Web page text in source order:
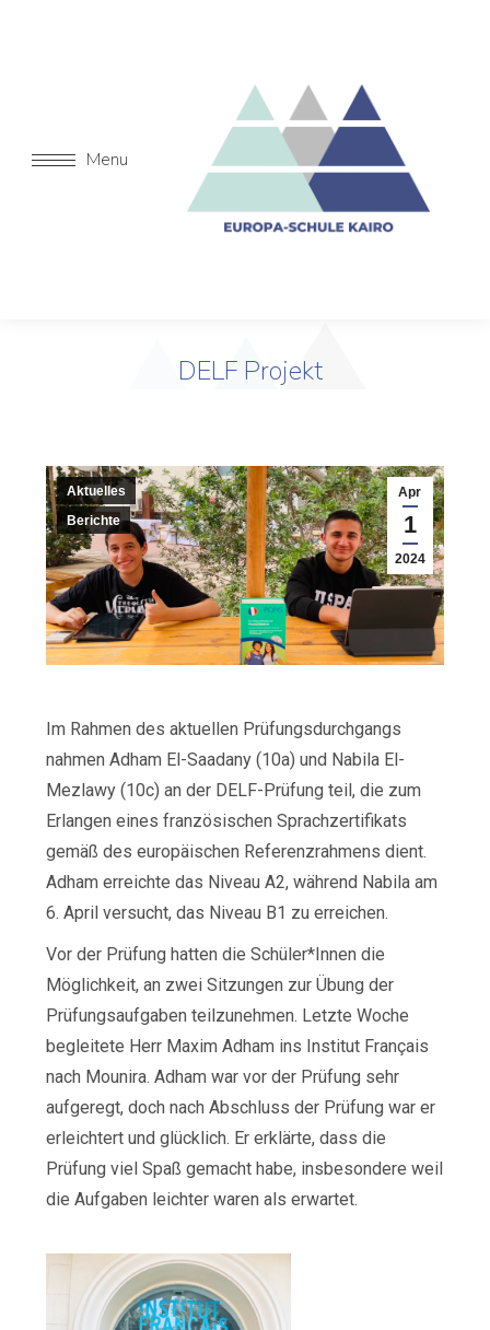
Menu
DELF Projekt
Apr
1
2024
Aktuelles
Berichte
Im Rahmen des aktuellen Prüfungsdurchgangs
nahmen Adham El-Saadany (10a) und Nabila El-
Mezlawy (10c) an der DELF-Prüfung teil, die zum
Erlangen eines französischen Sprachzertifikats
gemäß des europäischen Referenzrahmens dient.
Adham erreichte das Niveau A2, während Nabila am
6. April versucht, das Niveau B1 zu erreichen.
Vor der Prüfung hatten die Schüler*Innen die
Möglichkeit, an zwei Sitzungen zur Übung der
Prüfungsaufgaben teilzunehmen. Letzte Woche
begleitete Herr Maxim Adham ins Institut Français
nach Mounira. Adham war vor der Prüfung sehr
aufgeregt, doch nach Abschluss der Prüfung war er
erleichtert und glücklich. Er erklärte, dass die
Prüfung viel Spaß gemacht habe, insbesondere weil
die Aufgaben leichter waren als erwartet.